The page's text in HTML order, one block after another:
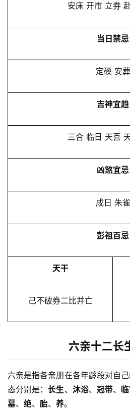
安床 开市 立券
当日禁忌
定磉 安葬
吉神宜趋
三合 临日 天喜
凶煞宜忌
成日 朱雀
彭祖百忌
天干
己不破券二比并亡
六亲十二长
六亲是指各亲朋在各年龄段对自
态分别是：长生、 沐浴、 冠带、
墓、 绝、 胎、 养。